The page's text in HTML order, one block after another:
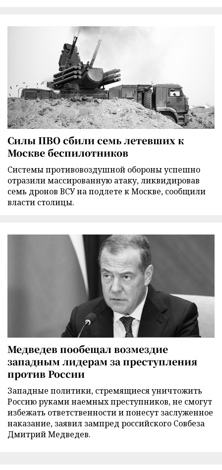
Силы ПВО сбили семь летевших к
Москве беспилотников
Cистемы противовоздушной обороны успешно
отразили массированную атаку, ликвидировав
семь дронов ВСУ на подлете к Москве, сообщили
власти столицы.
Медведев пообещал возмездие
западным лидерам за преступления
против России
Западные политики, стремящиеся уничтожить
Россию руками наемных преступников, не смогут
избежать ответственности и понесут заслуженное
наказание, заявил зампред российского Совбеза
Дмитрий Медведев.